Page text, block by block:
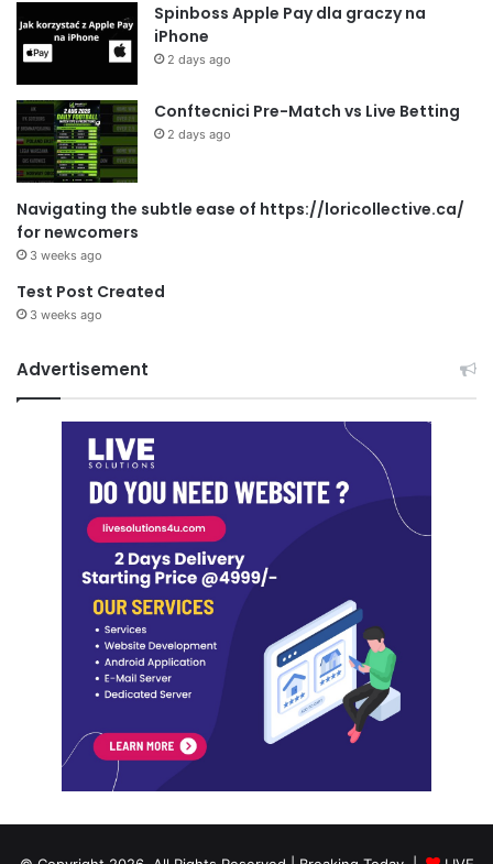
Spinboss Apple Pay dla graczy na
iPhone
2 days ago
Conftecnici Pre-Match vs Live Betting
2 days ago
Navigating the subtle ease of https://loricollective.ca/
for newcomers
3 weeks ago
Test Post Created
3 weeks ago
Advertisement